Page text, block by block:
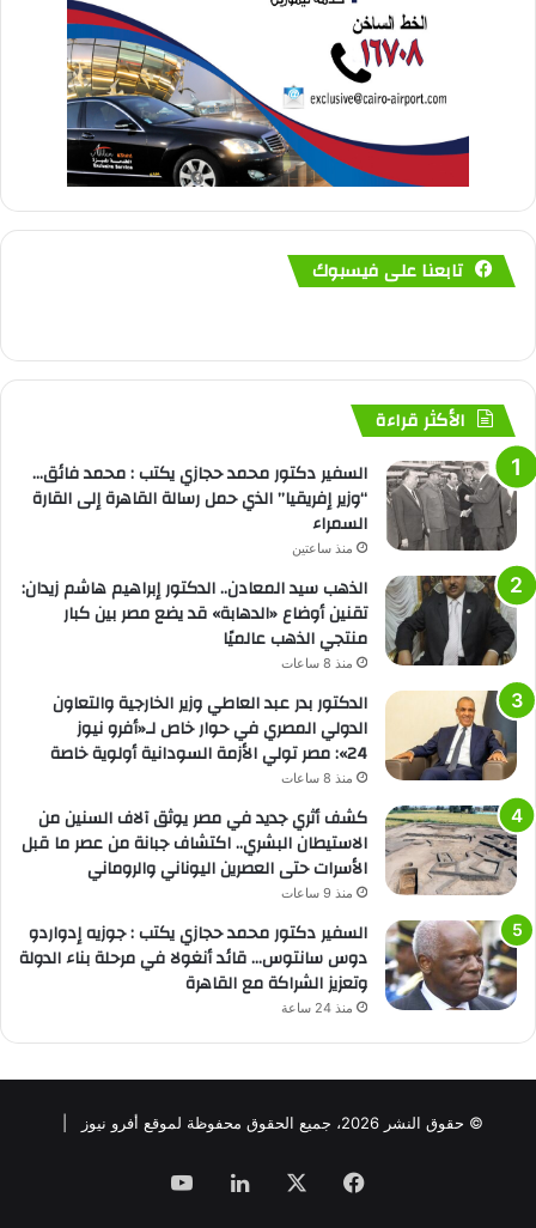
تابعنا على فيسبوك
الأكثر قراءة
السفير دكتور محمد حجازي يكتب : محمد فائق…
“وزير إفريقيا” الذي حمل رسالة القاهرة إلى القارة
السمراء
منذ ساعتين
الذهب سيد المعادن.. الدكتور إبراهيم هاشم زيدان:
تقنين أوضاع «الدهابة» قد يضع مصر بين كبار
منتجي الذهب عالميًا
منذ 8 ساعات
الدكتور بدر عبد العاطي وزير الخارجية والتعاون
الدولي المصري في حوار خاص لـ«أفرو نيوز
24»: مصر تولي الأزمة السودانية أولوية خاصة
منذ 8 ساعات
كشف أثري جديد في مصر يوثق آلاف السنين من
الاستيطان البشري.. اكتشاف جبانة من عصر ما قبل
الأسرات حتى العصرين اليوناني والروماني
منذ 9 ساعات
السفير دكتور محمد حجازي يكتب : جوزيه إدواردو
دوس سانتوس… قائد أنغولا في مرحلة بناء الدولة
وتعزيز الشراكة مع القاهرة
منذ 24 ساعة
© حقوق النشر 2026، جميع الحقوق محفوظة لموقع أفرو نيوز |
فيسبوك لينكدإن